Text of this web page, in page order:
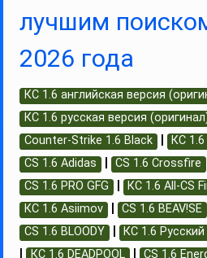
лучшим
2026 года
КС 1.6 английская версия
КС 1.6 русская версия
Counter-Strike 1.6 Black | КС 1.6
CS 1.6 Adidas | CS 1.6 Crossfire
CS 1.6 PRO GFG | КС 1.6 All-CS
КС 1.6 Asiimov | CS 1.6 BEAV!SE
CS 1.6 BLOODY | КС 1.6
| КС 1.6 DEADPOOL | CS 1.6